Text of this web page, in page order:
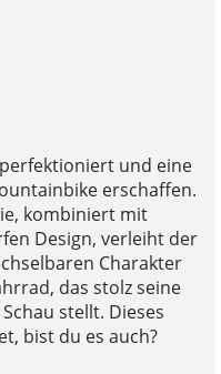
und eine
erschaffen.
kombiniert mit
Design, verleiht der
Charakter
das stolz seine
stellt. Dieses
bist du es auch?